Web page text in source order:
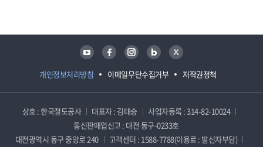
개인정보처리방침 이메일무단수집거부 저작권정책
유튜브 페이스북 인스타그램 블로그 트위터
상호 : 한국철도공사 대표자 : 김태승
사업자등록 : 314-82-10024
통신판매업신고 : 대전 동구-0233호
대전광역시 동구 중앙로 240
고객센터 : 1588-7788(이용료 : 발신자부담)